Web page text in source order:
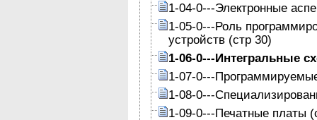
1-04-0---Электронные
1-05-0---Роль
устройств (стр 30)
1-06-0---Интегральные
1-07-0---
1-08-0---
1-09-0---Печатные платы